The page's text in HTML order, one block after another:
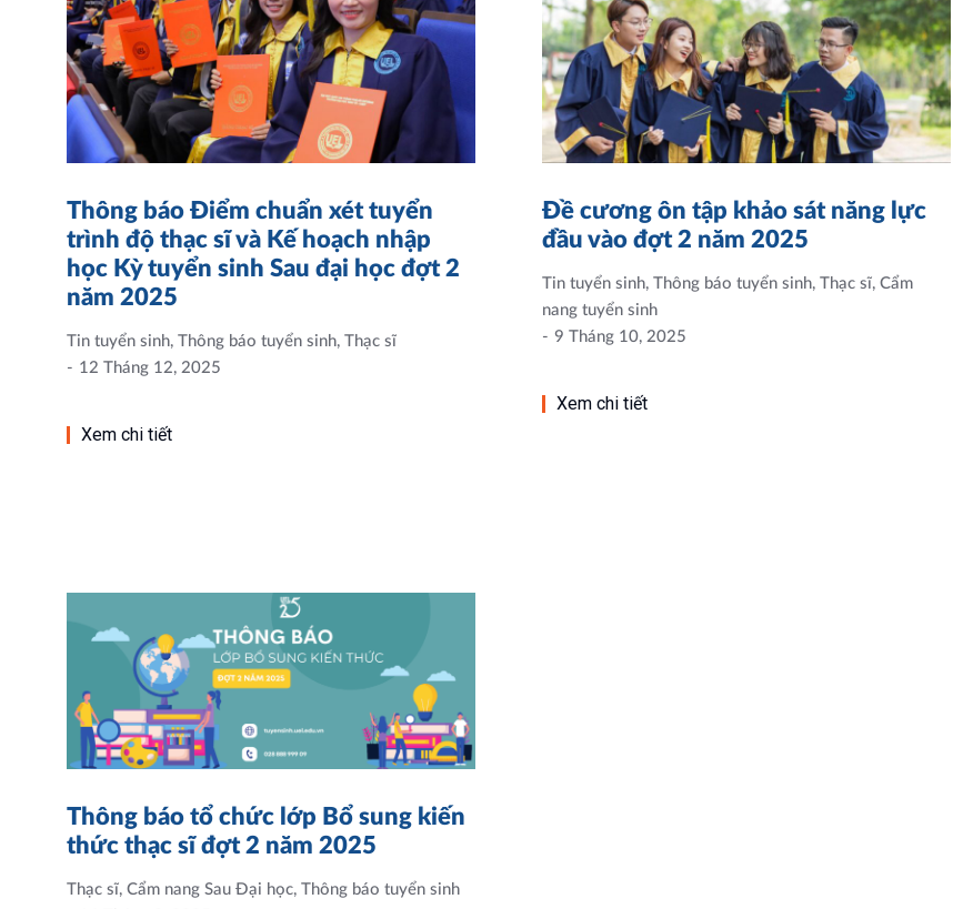
Thông báo Điểm chuẩn xét tuyển
trình độ thạc sĩ và Kế hoạch nhập
học Kỳ tuyển sinh Sau đại học đợt 2
năm 2025
Tin tuyển sinh, Thông báo tuyển sinh, Thạc sĩ
12 Tháng 12, 2025
Xem chi tiết
Đề cương ôn tập khảo sát năng lực
đầu vào đợt 2 năm 2025
Tin tuyển sinh, Thông báo tuyển sinh, Thạc sĩ, Cẩm
nang tuyển sinh
9 Tháng 10, 2025
Xem chi tiết
Thông báo tổ chức lớp Bổ sung kiến
thức thạc sĩ đợt 2 năm 2025
Thạc sĩ, Cẩm nang Sau Đại học, Thông báo tuyển sinh